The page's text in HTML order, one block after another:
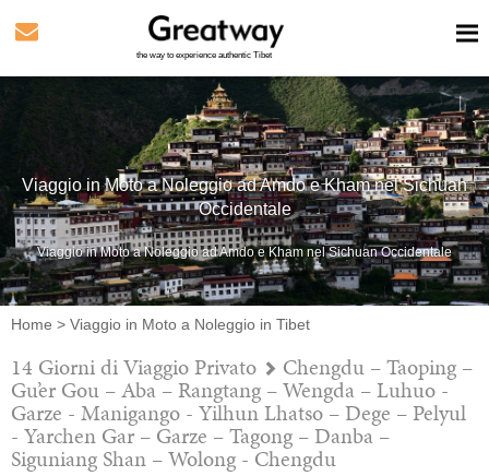
the way to experience authentic Tibet
Viaggio in Moto a Noleggio ad Amdo e Kham nel Sichuan
Occidentale
Viaggio in Moto a Noleggio ad Amdo e Kham nel Sichuan Occidentale
Home > Viaggio in Moto a Noleggio in Tibet
14 Giorni di Viaggio Privato Chengdu – Taoping –
Gu’er Gou – Aba – Rangtang – Wengda – Luhuo -
Garze - Manigango - Yilhun Lhatso – Dege – Pelyul
- Yarchen Gar – Garze – Tagong – Danba –
Siguniang Shan – Wolong - Chengdu